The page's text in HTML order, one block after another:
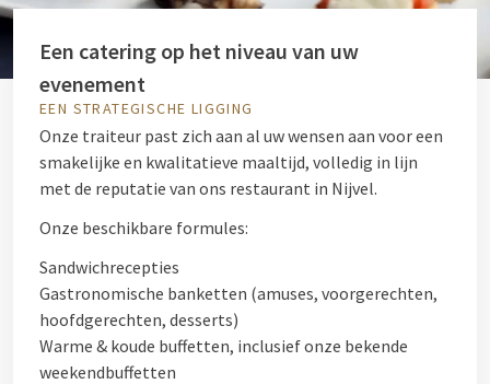
Een catering op het niveau van uw
evenement
EEN STRATEGISCHE LIGGING
Onze traiteur past zich aan al uw wensen aan voor een
smakelijke en kwalitatieve maaltijd, volledig in lijn
met de reputatie van ons restaurant in Nijvel.
Onze beschikbare formules:
Sandwichrecepties
Gastronomische banketten (amuses, voorgerechten,
hoofdgerechten, desserts)
Warme & koude buffetten, inclusief onze bekende
weekendbuffetten